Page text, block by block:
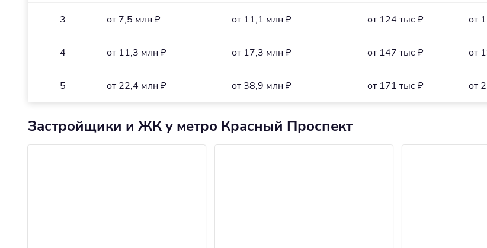
3 от 7,5 млн ₽ от 11,1 млн ₽ от 124 тыс ₽ от
4 от 11,3 млн ₽ от 17,3 млн ₽ от 147 тыс ₽ от
5 от 22,4 млн ₽ от 38,9 млн ₽ от 171 тыс ₽ от
Застройщики и ЖК у метро Красный Проспект